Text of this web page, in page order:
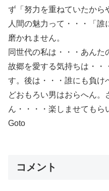
ず「努力を重ねていたから
人間の魅力って・・・「
磨かれません。
同世代の私は・・・あんた
故郷を愛する気持ちは・・
す。後は・・・誰にも負け
どおもろい男はおらへん。
ん・・・・楽しませてもら
Goto
コメント